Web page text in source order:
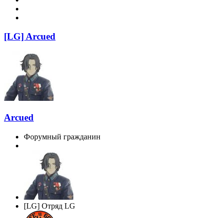
[LG] Arcued
Arcued
Форумный гражданин
[LG] Отряд LG